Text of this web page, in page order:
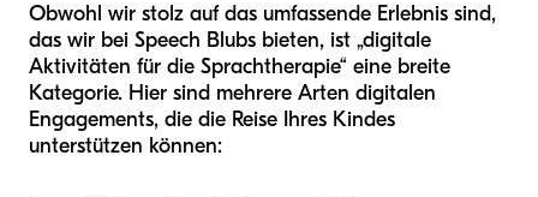
Obwohl wir stolz auf das umfassende Erlebnis sind,
das wir bei Speech Blubs bieten, ist „digitale
Aktivitäten für die Sprachtherapie“ eine breite
Kategorie. Hier sind mehrere Arten digitalen
Engagements, die die Reise Ihres Kindes
unterstützen können: